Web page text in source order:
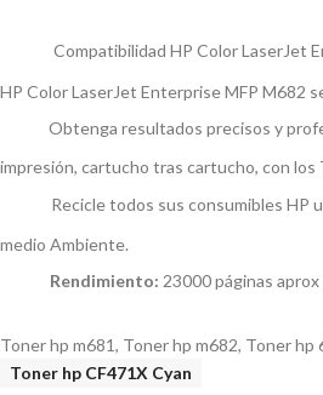
Compatibilidad HP Color LaserJet
HP Color LaserJet Enterprise MFP M682
Obtenga resultados precisos y
impresión, cartucho tras cartucho, con los
Recicle todos sus consumibles HP
medio Ambiente.
Rendimiento: 23000 páginas
Toner hp m681, Toner hp m682, Toner hp
Toner hp CF471X Cyan